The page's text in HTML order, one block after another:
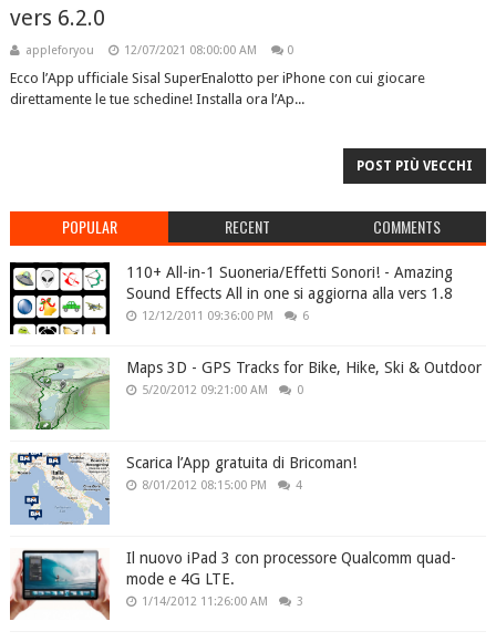
vers 6.2.0
appleforyou 12/07/2021 08:00:00 AM 0
Ecco l’App ufficiale Sisal SuperEnalotto per iPhone con cui giocare
direttamente le tue schedine! Installa ora l’Ap...
POST PIÙ VECCHI
POPULAR RECENT COMMENTS
110+ All-in-1 Suoneria/Effetti Sonori! - Amazing
Sound Effects All in one si aggiorna alla vers 1.8
12/12/2011 09:36:00 PM 6
Maps 3D - GPS Tracks for Bike, Hike, Ski & Outdoor
5/20/2012 09:21:00 AM 0
Scarica l’App gratuita di Bricoman!
8/01/2012 08:15:00 PM 4
Il nuovo iPad 3 con processore Qualcomm quad-
mode e 4G LTE.
1/14/2012 11:26:00 AM 3